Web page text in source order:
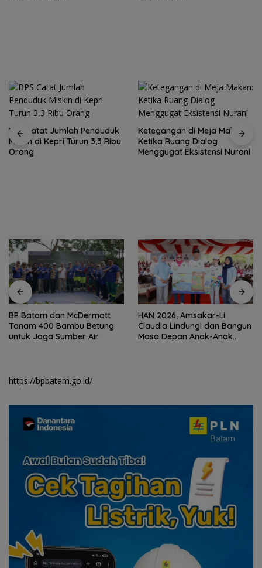
BPS Catat Jumlah Penduduk
Miskin di Kepri Turun 3,3 Ribu
Orang
Ketegangan di Meja Makan:
Ketika Ruang Dialog
Menggugat Eksistensi Nurani
BP Batam dan McDermott
Tanam 400 Bambu Betung
untuk Jaga Sumber Air
HAN 2026, Amsakar-Li
Claudia Lindungi dan Bangun
Masa Depan Anak-Anak
https://bpbatam.go.id/